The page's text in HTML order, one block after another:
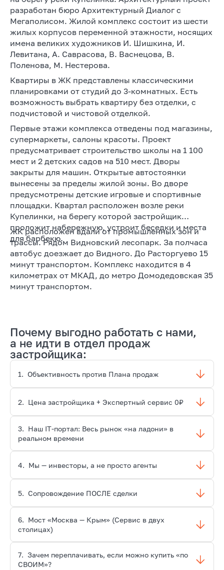
разработан бюро Архитектурный Диалог с
Мегаполисом. Жилой комплекс состоит из шести
жилых корпусов переменной этажности, носящих
имена великих художников И. Шишкина, И.
Левитана, А. Саврасова, В. Васнецова, В.
Поленова, М. Нестерова.
Квартиры в ЖК представлены классическими
планировками от студий до 3-комнатных. Есть
возможность выбрать квартиру без отделки, с
подчистовой и чистовой отделкой.
Первые этажи комплекса отведены под магазины,
супермаркеты, салоны красоты. Проект
предусматривает строительство школы на 1 100
мест и 2 детских садов на 510 мест. Дворы
закрыты для машин. Открытые автостоянки
вынесены за пределы жилой зоны. Во дворе
предусмотрены детские игровые и спортивные
площадки. Квартал расположен возле реки
Купелинки, на берегу которой застройщик
проложит набережную, устроит беседки и места
для барбекю.
ЖК расположен вдали от промышленных зон и
трассы. Рядом Видновский лесопарк. За полчаса
автобус доезжает до Видного. До Расторгуево 15
минут транспортом. Комплекс находится в 4
километрах от МКАД, до метро Домодедовская 35
минут транспортом.
Почему выгодно работать с нами,
а не идти в отдел продаж
застройщика:
1. Объективность против Плана продаж
2. Цена застройщика + Экспертный сервис 0₽
3. Наш IT-портал: Весь рынок «на ладони» в
реальном времени
4. Мы — инвесторы, а не просто агенты
5. Сопровождение ПОСЛЕ сделки
6. Мост «Москва — Крым» (Сервис в двух
столицах)
7. Зачем переплачивать, если можно купить «по
СВОИМ»?